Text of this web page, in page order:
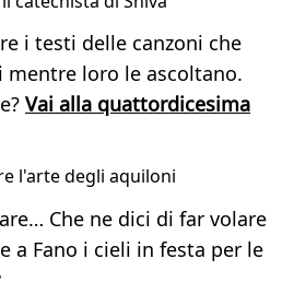
i testi delle canzoni che
loro le ascoltano.
Vai alla quattordicesima
l'arte degli aquiloni
Che ne dici di far volare
a Fano i cieli in festa per le